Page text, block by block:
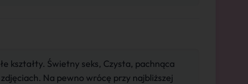
kształty. Świetny seks, Czysta, pachnąca
Na pewno wrócę przy najbliższej